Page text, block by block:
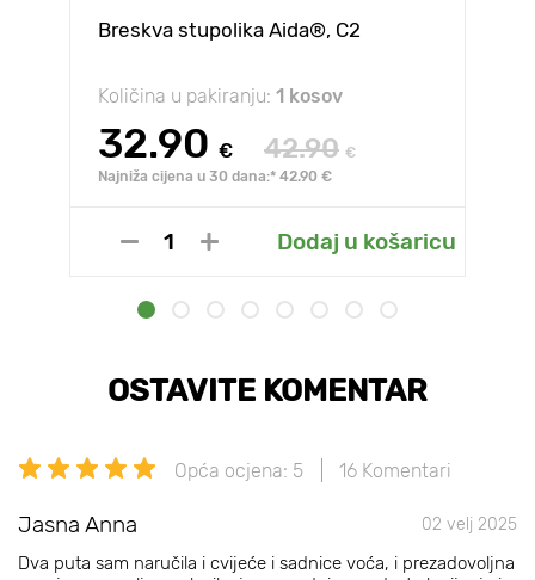
Breskva stupolika Aida®, C2
Količina u pakiranju: 1 kosov
32.90 € 42.90 €
Najniža cijena u 30 dana:* 42.90 €
Dodaj u košaricu
OSTAVITE KOMENTAR
Opća ocjena: 5 16 Komentari
Jasna Anna 02 velj 2025
Dva puta sam naručila i cvijeće i sadnice voća, i prezadovoljna